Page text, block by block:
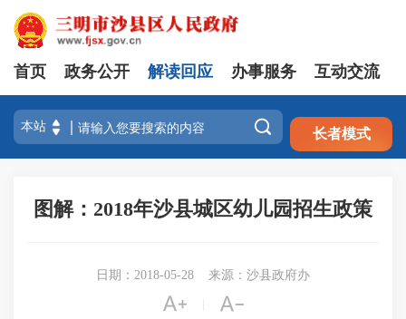
注册 登录
首页 政务公开 解读回应 办事服务 互动交流
 长者模式
图解：2018年沙县城区幼儿园招生政策
日期：2018-05-28 来源：沙县政府办
 